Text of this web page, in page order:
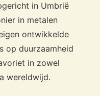
in Umbrië
in metalen
ontwikkelde
op duurzaamheid
in zowel
wereldwijd.